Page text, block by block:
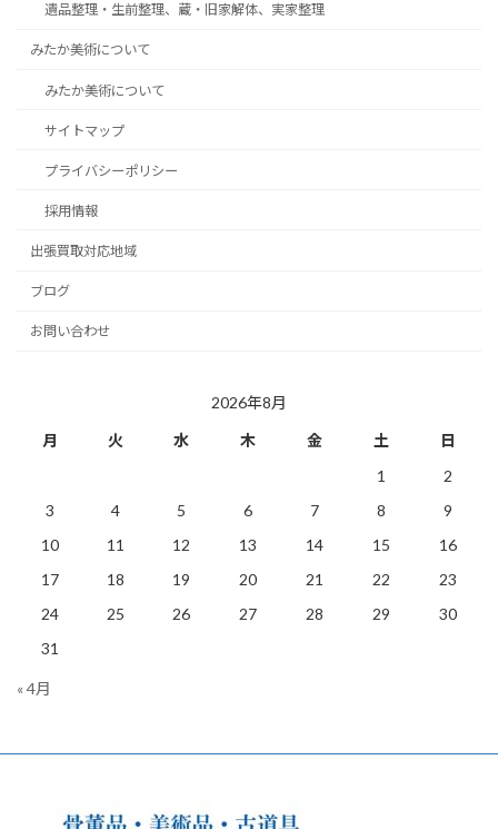
遺品整理・生前整理、蔵・旧家解体、実家整理
みたか美術について
みたか美術について
サイトマップ
プライバシーポリシー
採用情報
出張買取対応地域
ブログ
お問い合わせ
2026年8月
月
火 水 木 金 土
日
1
2
3
4 5 6 7 8
9
10
11 12 13 14 15
16
17
18 19 20 21 22
23
24
25 26 27 28 29
30
31
« 4月